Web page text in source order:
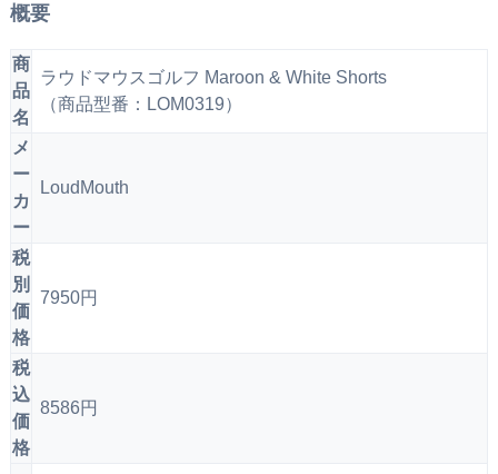
概要
商
品
名
ラウドマウスゴルフ Maroon & White Shorts
（商品型番：LOM0319）
メ
ー
カ
ー
LoudMouth
税
別
価
格
7950円
税
込
価
格
8586円